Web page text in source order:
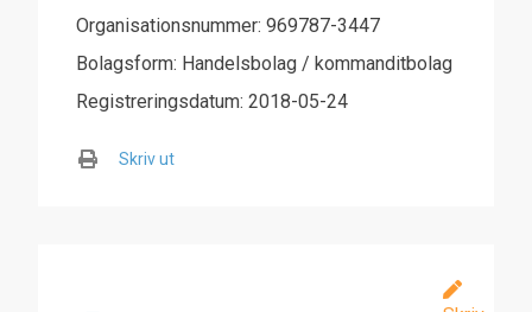
Organisationsnummer: 969787-3447
Bolagsform: Handelsbolag / kommanditbolag
Registreringsdatum: 2018-05-24
Skriv ut